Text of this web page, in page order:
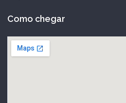
Como chegar